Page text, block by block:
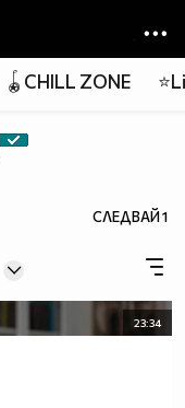
🪀CHILL ZONE
СЛЕДВАЙ1
23:34